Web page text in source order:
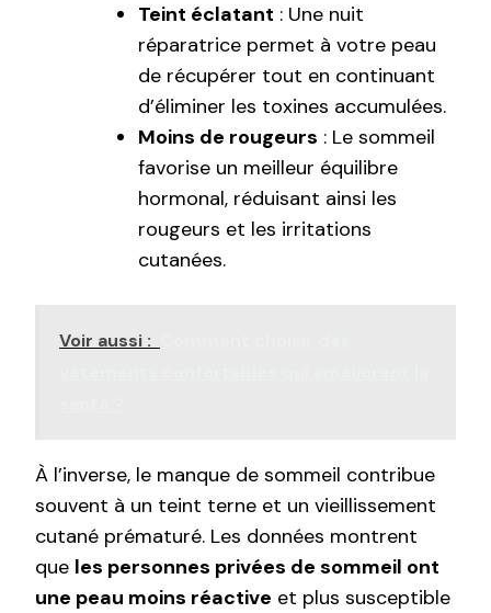
Teint éclatant : Une nuit
réparatrice permet à votre peau
de récupérer tout en continuant
d’éliminer les toxines accumulées.
Moins de rougeurs : Le sommeil
favorise un meilleur équilibre
hormonal, réduisant ainsi les
rougeurs et les irritations
cutanées.
Voir aussi :
À l’inverse, le manque de sommeil contribue
souvent à un teint terne et un vieillissement
cutané prématuré. Les données montrent
que les personnes privées de sommeil ont
une peau moins réactive et plus susceptible